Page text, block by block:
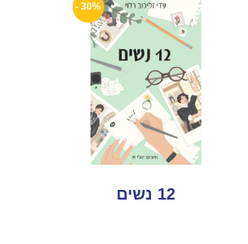
30% -
12 נשים